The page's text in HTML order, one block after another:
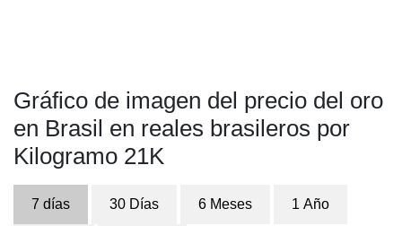
Gráfico de imagen del precio del oro
en Brasil en reales brasileros por
Kilogramo 21K
7 días 30 Días 6 Meses 1 Año